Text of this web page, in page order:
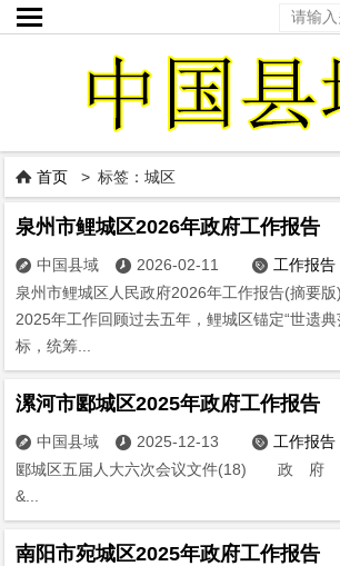

 首页 > 标签：城区
泉州市鲤城区2026年政府工作报告
 中国县域  2026-02-11  工作报告
泉州市鲤城区人民政府2026年工作报告(摘要版
2025年工作回顾过去五年，鲤城区锚定“世遗典
标，统筹...
漯河市郾城区2025年政府工作报告
 中国县域  2025-12-13  工作报告
郾城区五届人大六次会议文件(18) 政
&...
南阳市宛城区2025年政府工作报告